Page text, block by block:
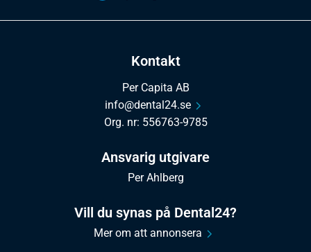
Kontakt
Per Capita AB
info@dental24.se
Org. nr: 556763-9785
Ansvarig utgivare
Per Ahlberg
Vill du synas på Dental24?
Mer om att annonsera